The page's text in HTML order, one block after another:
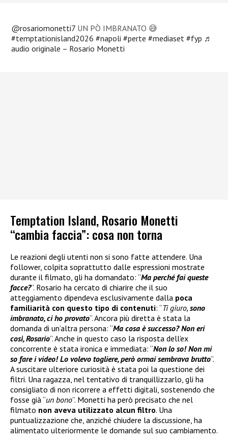
@rosariomonetti7 UN PÒ IMBRANATO 😅
#temptationisland2026 #napoli #perte #mediaset #fyp ♬
audio originale – Rosario Monetti
Temptation Island, Rosario Monetti
“cambia faccia”: cosa non torna
Le reazioni degli utenti non si sono fatte attendere. Una
follower, colpita soprattutto dalle espressioni mostrate
durante il filmato, gli ha domandato: “Ma perché fai queste
facce?”. Rosario ha cercato di chiarire che il suo
atteggiamento dipendeva esclusivamente dalla poca
familiarità con questo tipo di contenuti: “Ti giuro, sono
imbranato, ci ho provato”. Ancora più diretta è stata la
domanda di un’altra persona: “Ma cosa è successo? Non eri
così, Rosario”. Anche in questo caso la risposta dell’ex
concorrente è stata ironica e immediata: “Non lo so! Non mi
so fare i video! Lo volevo togliere, però ormai sembrava brutto”.
A suscitare ulteriore curiosità è stata poi la questione dei
filtri. Una ragazza, nel tentativo di tranquillizzarlo, gli ha
consigliato di non ricorrere a effetti digitali, sostenendo che
fosse già “un bono”. Monetti ha però precisato che nel
filmato non aveva utilizzato alcun filtro. Una
puntualizzazione che, anziché chiudere la discussione, ha
alimentato ulteriormente le domande sul suo cambiamento.